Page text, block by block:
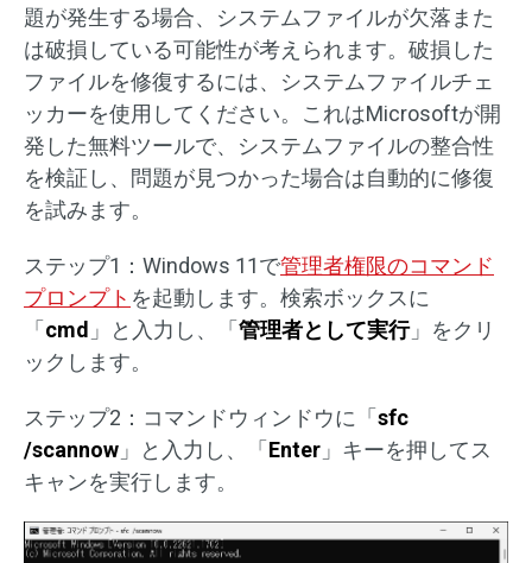
題が発生する場合、システムファイルが欠落また
は破損している可能性が考えられます。破損した
ファイルを修復するには、システムファイルチェ
ッカーを使用してください。これはMicrosoftが開
発した無料ツールで、システムファイルの整合性
を検証し、問題が見つかった場合は自動的に修復
を試みます。
ステップ1：Windows 11で管理者権限のコマンド
プロンプト を起動します。検索ボックスに
「 cmd 」と入力し、「 管理者として実行」をクリ
ックします。
ステップ2：コマンドウィンドウに「 sfc
/scannow 」と入力し、「 Enter 」キーを押してス
キャンを実行します。